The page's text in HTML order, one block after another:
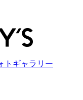
トギャラリー